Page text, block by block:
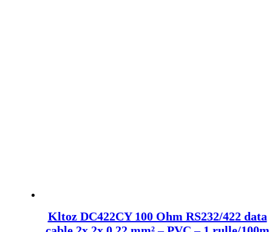
Kltoz DC422CY 100 Ohm RS232/422 data